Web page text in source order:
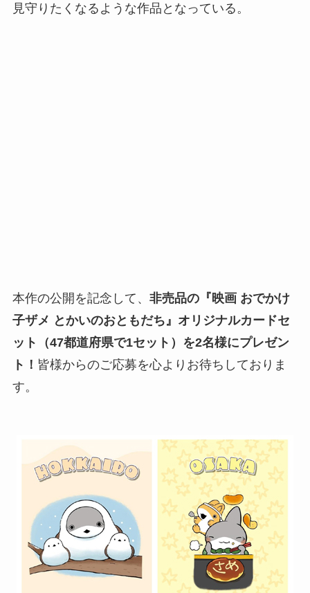
見守りたくなるような作品となっている。
本作の公開を記念して、 非売品の『映画 おでかけ
子ザメ とかいのおともだち』オリジナルカードセ
ット（47都道府県で1セット）を2名様にプレゼン
ト！ 皆様からのご応募を心よりお待ちしておりま
す。